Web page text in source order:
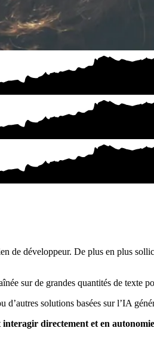
de développeur. De plus en plus
sur de grandes quantités de texte
solutions basées sur l’IA
interagir directement et en